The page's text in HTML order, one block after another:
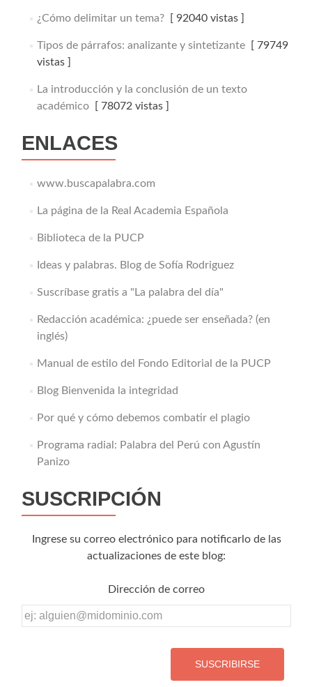
¿Cómo delimitar un tema?[ 92040 vistas ]
Tipos de párrafos: analizante y sintetizante[ 79749
vistas ]
La introducción y la conclusión de un texto
académico[ 78072 vistas ]
ENLACES
www.buscapalabra.com
La página de la Real Academia Española
Biblioteca de la PUCP
Ideas y palabras. Blog de Sofía Rodriguez
Suscríbase gratis a "La palabra del día"
Redacción académica: ¿puede ser enseñada? (en
inglés)
Manual de estilo del Fondo Editorial de la PUCP
Blog Bienvenida la integridad
Por qué y cómo debemos combatir el plagio
Programa radial: Palabra del Perú con Agustín
Panizo
SUSCRIPCIÓN
Ingrese su correo electrónico para notificarlo de las
actualizaciones de este blog:
Dirección de correo
Dirección
de
correo